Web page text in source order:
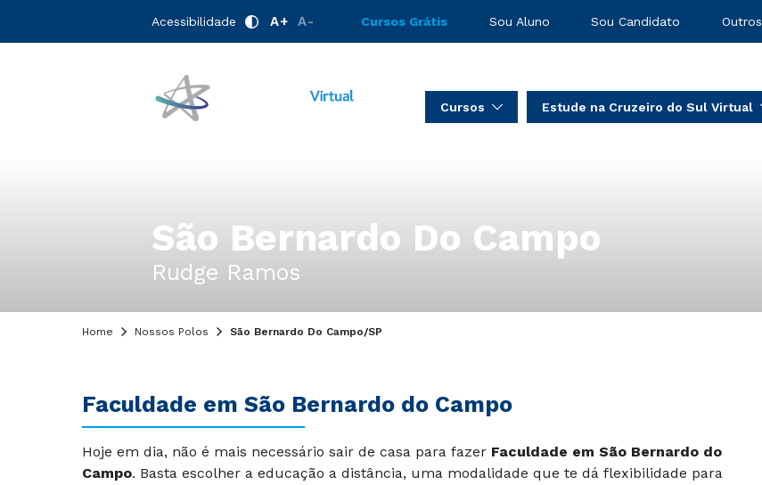
Acessibilidade A+ A- Cursos Grátis Sou Aluno Sou Candidato Outros
Cursos Estude na Cruzeiro do Sul Virtual
São Bernardo Do Campo
Rudge Ramos
Home Nossos Polos São Bernardo Do Campo/SP
Faculdade em São Bernardo do Campo
Hoje em dia, não é mais necessário sair de casa para fazer Faculdade em São Bernardo do
Campo. Basta escolher a educação a distância, uma modalidade que te dá flexibilidade para